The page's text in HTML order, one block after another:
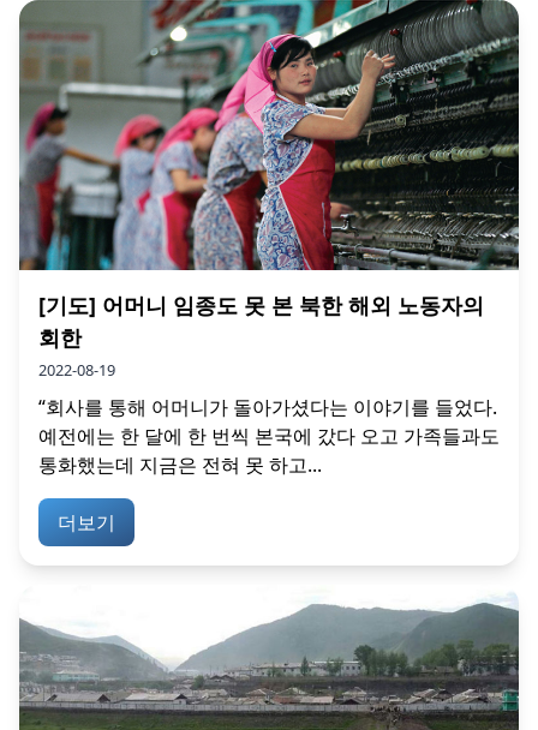
[기도] 어머니 임종도 못 본 북한 해외 노동자의
회한
2022-08-19
“회사를 통해 어머니가 돌아가셨다는 이야기를 들었다.
예전에는 한 달에 한 번씩 본국에 갔다 오고 가족들과도
통화했는데 지금은 전혀 못 하고...
더보기